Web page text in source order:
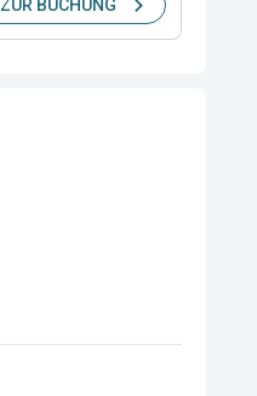
ZUR BUCHUNG